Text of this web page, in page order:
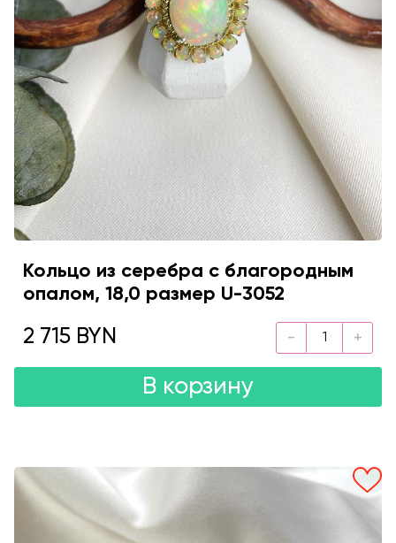
Кольцо из серебра с благородным
опалом, 18,0 размер U-3052
2 715 BYN
В корзину